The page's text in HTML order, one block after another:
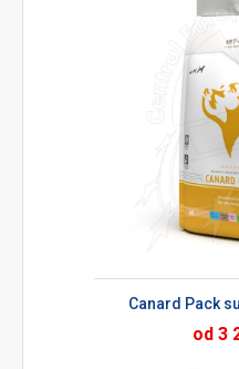
Canard Pack
od 3